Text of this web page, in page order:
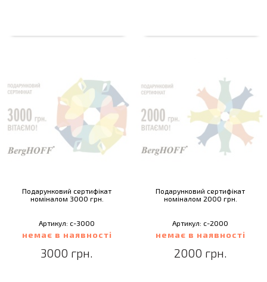
Подарунковий сертифікат
номіналом 3000 грн.
Артикул: c-3000
немає в наявності
3000 грн.
Подарунковий сертифікат
номіналом 2000 грн.
Артикул: c-2000
немає в наявності
2000 грн.